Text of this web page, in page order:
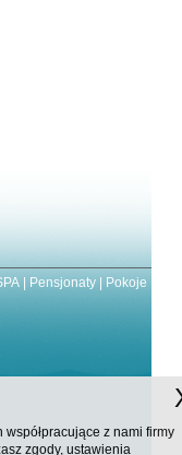
Pensjonaty
Pokoje
z nami firmy
zgody, ustawienia